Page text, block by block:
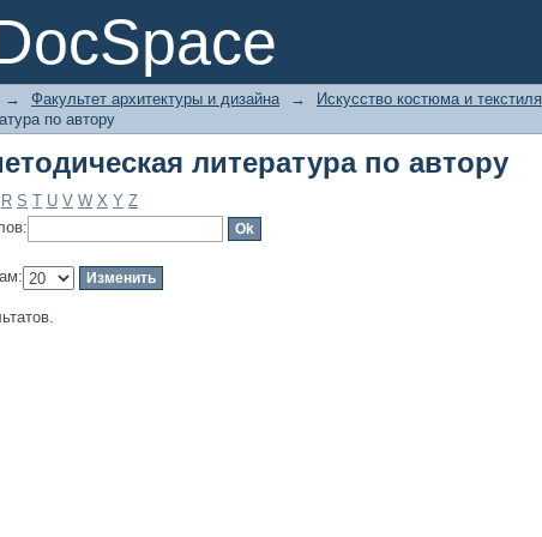
литература по автору
→ Факультет архитектуры и дизайна → Искусство костюма и текстиля
по автору
литература по автору
R S T U V W X Y Z